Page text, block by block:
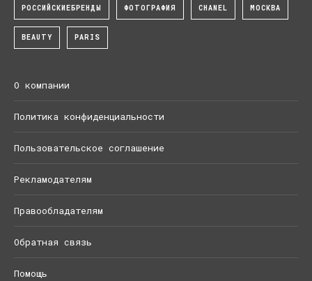
РОССИЙСКИЕБРЕНДЫ ФОТОГРАФИЯ CHANEL МОСКВА
BEAUTY PARIS
О компании
Политика конфиденциальности
Пользовательское соглашение
Рекламодателям
Правообладателям
Обратная связь
Помощь